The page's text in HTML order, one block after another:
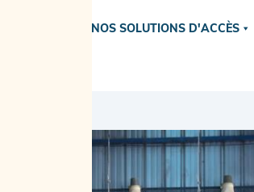
NOS SOLUTIONS D'ACCÈS